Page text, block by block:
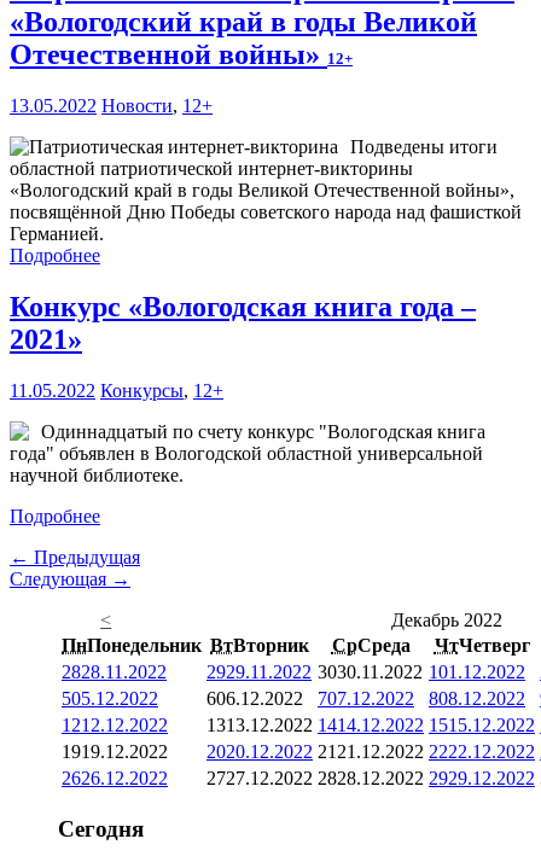
«Вологодский край в годы Великой
Отечественной войны» 12+
13.05.2022 Новости, 12+
Подведены итоги
областной патриотической интернет-викторины
«Вологодский край в годы Великой Отечественной войны»,
посвящённой Дню Победы советского народа над фашисткой
Германией.
Подробнее
Конкурс «Вологодская книга года –
2021»
11.05.2022 Конкурсы, 12+
Одиннадцатый по счету конкурс "Вологодская книга
года" объявлен в Вологодской областной универсальной
научной библиотеке.
Подробнее
← Предыдущая
Следующая →
<
Декабрь 2022
ПнПонедельник ВтВторник СрСреда ЧтЧетверг
2828.11.2022 2929.11.2022 3030.11.2022 101.12.2022
505.12.2022 606.12.2022 707.12.2022 808.12.2022
1212.12.2022 1313.12.2022 1414.12.2022 1515.12.2022
1919.12.2022 2020.12.2022 21 21.12.2022 2222.12.2022
2626.12.2022 2727.12.2022 2828.12.2022 2929.12.2022
Сегодня